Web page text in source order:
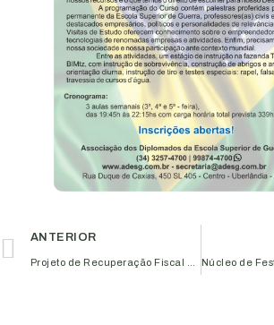
ANTERIOR